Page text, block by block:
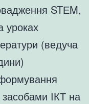
STЕM,
уроках
(ведуча
засобами ІКТ на